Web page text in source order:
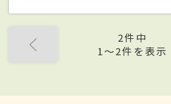
2件中
1〜2件を表示